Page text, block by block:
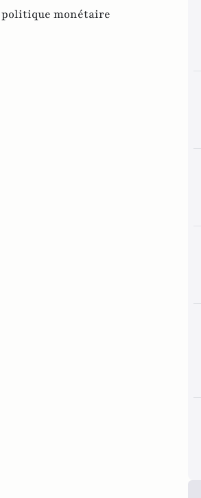
politique monétaire